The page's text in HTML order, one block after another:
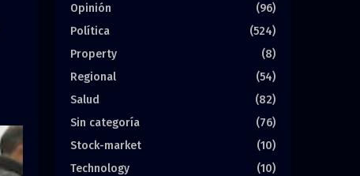
Opinión
(96)
Política
(524)
Property
(8)
Regional
(54)
Salud
(82)
Sin categoría
(76)
Stock-market
(10)
Technology
(10)